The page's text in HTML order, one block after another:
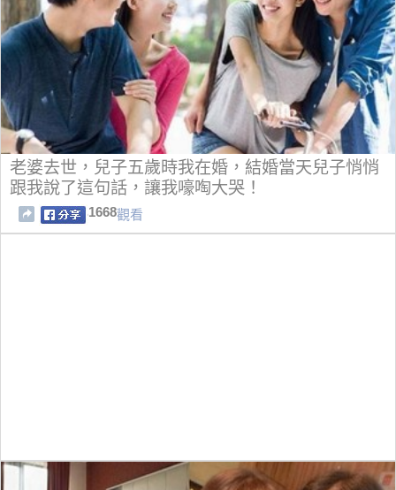
老婆去世，兒子五歲時我在婚，結婚當天兒子悄悄
跟我說了這句話，讓我嚎啕大哭！
1668觀看